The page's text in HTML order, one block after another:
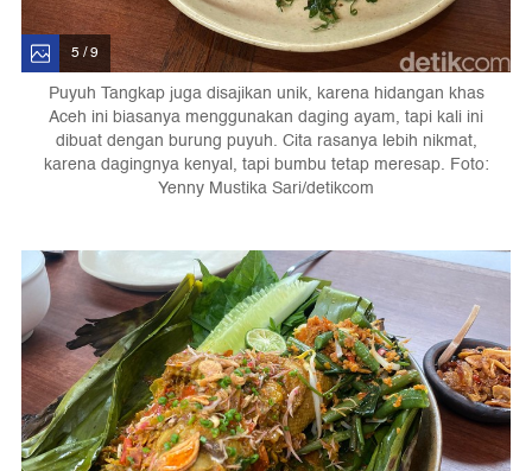
5 / 9
Puyuh Tangkap juga disajikan unik, karena hidangan khas
Aceh ini biasanya menggunakan daging ayam, tapi kali ini
dibuat dengan burung puyuh. Cita rasanya lebih nikmat,
karena dagingnya kenyal, tapi bumbu tetap meresap. Foto:
Yenny Mustika Sari/detikcom